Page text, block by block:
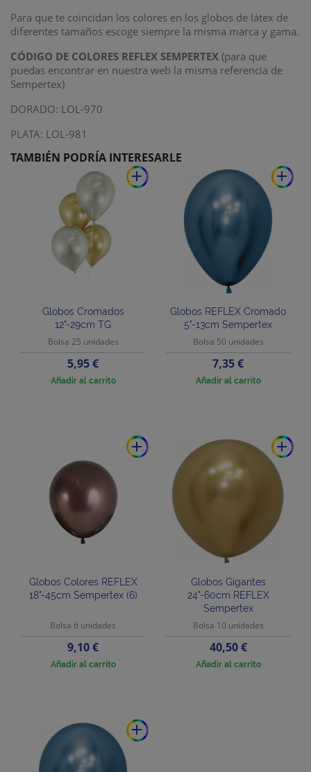
Para que te coincidan los colores en los globos de látex de
diferentes tamaños escoge siempre la misma marca y gama.
CÓDIGO DE COLORES REFLEX SEMPERTEX (para que
puedas encontrar en nuestra web la misma referencia de
Sempertex)
DORADO: LOL-970
PLATA: LOL-981
TAMBIÉN PODRÍA INTERESARLE
add
Globos Cromados
12"-29cm TG
Bolsa 25 unidades
Precio
5,95 €
Añadir al carrito
add
Globos REFLEX Cromado
5"-13cm Sempertex
Bolsa 50 unidades
Precio
7,35 €
Añadir al carrito
add
Globos Colores REFLEX
18"-45cm Sempertex (6)
Bolsa 6 unidades
Precio
9,10 €
Añadir al carrito
add
Globos Gigantes
24"-60cm REFLEX
Sempertex
Bolsa 10 unidades
Precio
40,50 €
Añadir al carrito
add